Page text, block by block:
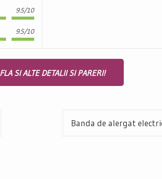
9.5/10
9.5/10
SI ALTE DETALII SI PARERI!
Banda de alergat